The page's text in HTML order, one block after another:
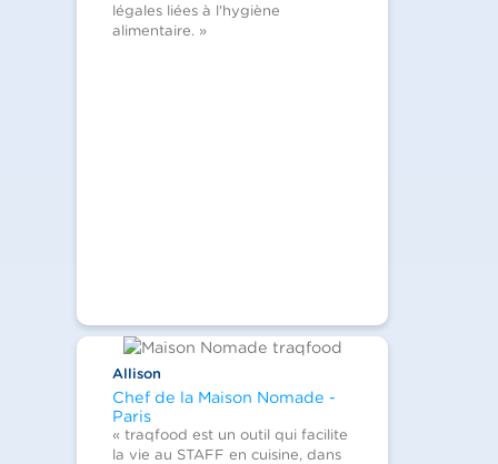
légales liées à l'hygiène
alimentaire. »
Allison
Chef de la Maison Nomade -
Paris
« traqfood est un outil qui facilite
la vie au STAFF en cuisine, dans